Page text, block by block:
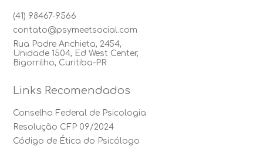
(41) 98467-9566
contato@psymeetsocial.com
Rua Padre Anchieta, 2454,
Unidade 1504, Ed West Center,
Bigorrilho, Curitiba-PR
Links Recomendados
Conselho Federal de Psicologia
Resolução CFP 09/2024
Código de Ética do Psicólogo